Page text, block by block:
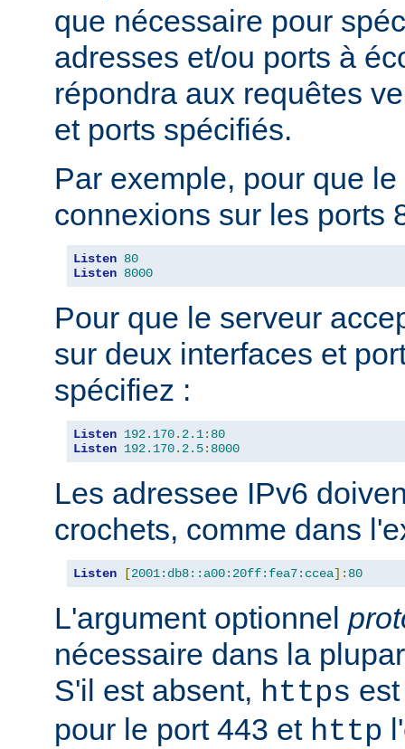
que nécessaire pour
adresses et/ou ports à
répondra aux requêtes
et ports spécifiés.
Par exemple, pour que
connexions sur les ports
Listen 80
Listen 8000
Pour que le serveur
sur deux interfaces et
spécifiez :
Listen 192.170. 2.1: 80
Listen 192.170. 2.5: 8000
Les adressee IPv6
crochets, comme dans
Listen [2001:db8::a00:20ff:fea7:ccea]: 80
L'argument optionnel
nécessaire dans la
S'il est absent, https
pour le port 443 et http